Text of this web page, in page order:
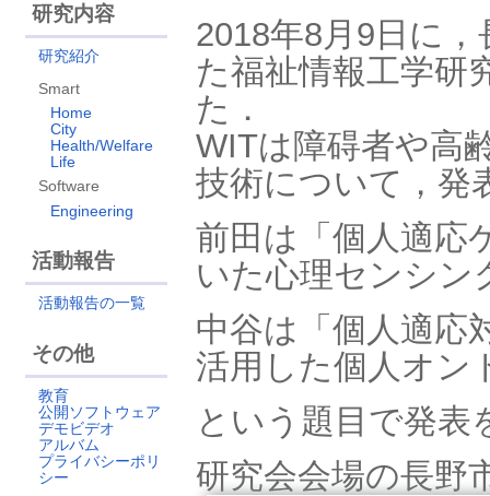
研究内容
研究紹介
Smart
Home
City
Health/Welfare
Life
Software
Engineering
活動報告
活動報告の一覧
その他
教育
公開ソフトウェア
デモビデオ
アルバム
プライバシーポリ
シー
2018年8月9日に
た福祉情報工学研
た．
WITは障碍者や高
技術について，発
前田は「個人適応
いた心理センシン
中谷は「個人適応
活用した個人オン
という題目で発表
研究会会場の長野